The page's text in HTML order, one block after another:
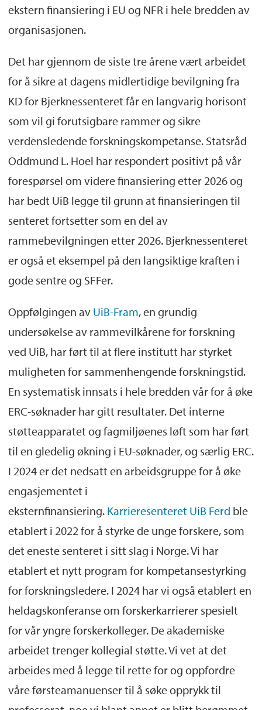
ekstern finansiering i EU og NFR i hele bredden av
organisasjonen.
Det har gjennom de siste tre årene vært arbeidet
for å sikre at dagens midlertidige bevilgning fra
KD for Bjerknessenteret får en langvarig horisont
som vil gi forutsigbare rammer og sikre
verdensledende forskningskompetanse. Statsråd
Oddmund L. Hoel har respondert positivt på vår
forespørsel om videre finansiering etter 2026 og
har bedt UiB legge til grunn at finansieringen til
senteret fortsetter som en del av
rammebevilgningen etter 2026. Bjerknessenteret
er også et eksempel på den langsiktige kraften i
gode sentre og SFFer.
Oppfølgingen av UiB-Fram, en grundig
undersøkelse av rammevilkårene for forskning
ved UiB, har ført til at flere institutt har styrket
muligheten for sammenhengende forskningstid.
En systematisk innsats i hele bredden vår for å øke
ERC-søknader har gitt resultater. Det interne
støtteapparatet og fagmiljøenes løft som har ført
til en gledelig økning i EU-søknader, og særlig ERC.
I 2024 er det nedsatt en arbeidsgruppe for å øke
engasjementet i
eksternfinansiering. Karrieresenteret UiB Ferd ble
etablert i 2022 for å styrke de unge forskere, som
det eneste senteret i sitt slag i Norge. Vi har
etablert et nytt program for kompetansestyrking
for forskningsledere. I 2024 har vi også etablert en
heldagskonferanse om forskerkarrierer spesielt
for vår yngre forskerkolleger. De akademiske
arbeidet trenger kollegial støtte. Vi vet at det
arbeides med å legge til rette for og oppfordre
våre førsteamanuenser til å søke opprykk til